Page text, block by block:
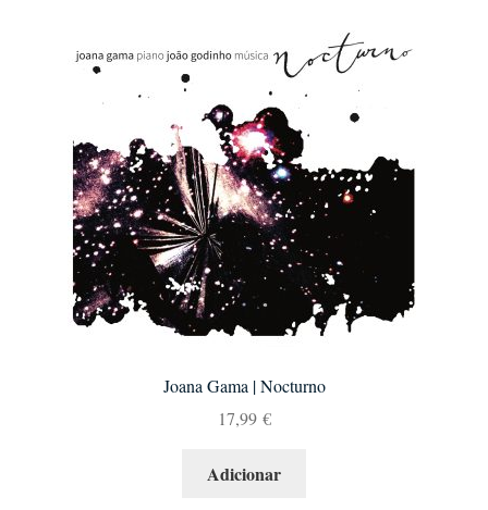
Joana Gama | Nocturno
17,99 €
Adicionar